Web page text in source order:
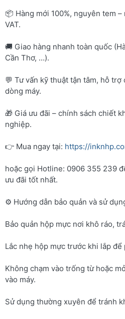
📦 Hàng mới 100%, nguyên tem
VAT.
🚚 Giao hàng nhanh toàn quốc
Cần Thơ, …).
💬 Tư vấn kỹ thuật tận tâm, hỗ
dòng máy.
🎁 Giá ưu đãi – chính sách chiết
nghiệp.
👉 Mua ngay tại: https://
hoặc gọi Hotline: 0906 355 239
ưu đãi tốt nhất.
⚙️ Hướng dẫn bảo quản và sử
Bảo quản hộp mực nơi khô ráo,
Lắc nhẹ hộp mực trước khi lắp để
Không chạm vào trống từ hoặc
vào máy.
Sử dụng thường xuyên để tránh